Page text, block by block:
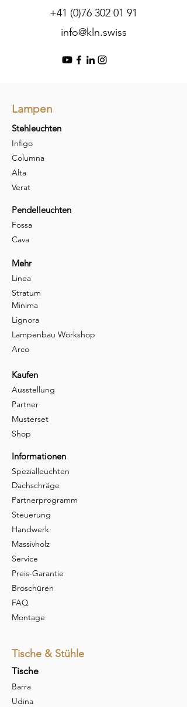
+41 (0)76 302 01 91
info@kln.swiss
Lampen
Stehleuchten
Infigo
Columna
Alta
Verat
Pendelleuchten
Fossa
Cava
Mehr
Linea
Stratum
Minima
Lignora
Lampenbau Workshop
Arco
Kaufen
Ausstellung
Partner
Musterset
Shop
Informationen
Spezialleuchten
Dachschräge
Partnerprogramm
Steuerung
Handwerk
Massivholz
Service
Preis-Garantie
Broschüren
FAQ
Montage
Tische & Stühle
Tische
Barra
Udina